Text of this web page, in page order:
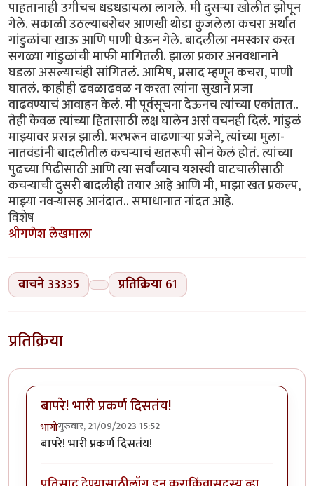
पाहतानाही उगीचच धडधडायला लागले. मी दुसऱ्या खोलीत झोपून
गेले. सकाळी उठल्याबरोबर आणखी थोडा कुजलेला कचरा अर्थात
गांडुळांचा खाऊ आणि पाणी घेऊन गेले. बादलीला नमस्कार करत
सगळ्या गांडुळांची माफी मागितली. झाला प्रकार अनवधानाने
घडला असल्याचंही सांगितलं. आमिष, प्रसाद म्हणून कचरा, पाणी
घातलं. काहीही ढवळाढवळ न करता त्यांना सुखाने प्रजा
वाढवण्याचं आवाहन केलं. मी पूर्वसूचना देऊनच त्यांच्या एकांतात..
तेही केवळ त्यांच्या हितासाठी लक्ष घालेन असं वचनही दिलं. गांडुळं
माझ्यावर प्रसन्न झाली. भरभरून वाढणाऱ्या प्रजेने, त्यांच्या मुला-
नातवंडांनी बादलीतील कचऱ्याचं खतरूपी सोनं केलं होतं. त्यांच्या
पुढच्या पिढीसाठी आणि त्या सर्वांच्याच यशस्वी वाटचालीसाठी
कचऱ्याची दुसरी बादलीही तयार आहे आणि मी, माझा खत प्रकल्प,
माझ्या नवऱ्यासह आनंदात.. समाधानात नांदत आहे.
विशेष
श्रीगणेश लेखमाला
वाचने 33335 प्रतिक्रिया 61
प्रतिक्रिया
बापरे! भारी प्रकर्ण दिसतंय!
भागोगुरुवार, 21/09/2023 15:52
बापरे! भारी प्रकर्ण दिसतंय!